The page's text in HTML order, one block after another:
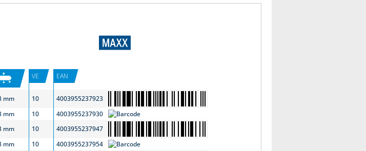
VE EAN
mm 10
4003955237923
mm 10
4003955237930
mm 10
4003955237947
mm 10
4003955237954